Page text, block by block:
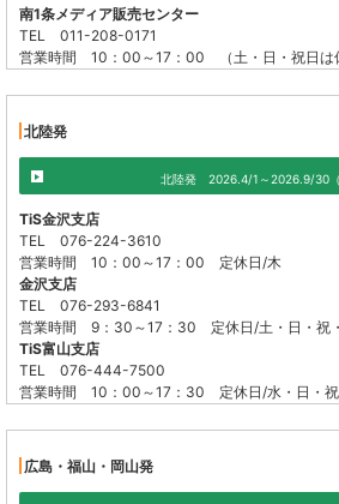
南1条メディア販売センター
TEL 011-208-0171
営業時間 10：00～17：00 （土・日・祝日は
北陸発
北陸発 2026.4/1～2026.9/30
TiS金沢支店
TEL 076-224-3610
営業時間 10：00～17：00 定休日/木
金沢支店
TEL 076-293-6841
営業時間 9：30～17：30 定休日/土・日・祝
TiS富山支店
TEL 076-444-7500
営業時間 10：00～17：30 定休日/水・日・
広島・福山・岡山発